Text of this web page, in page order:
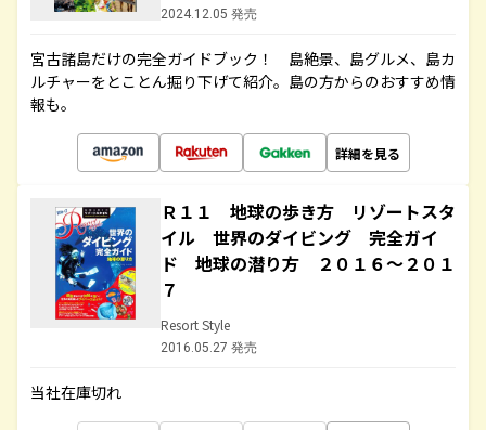
2024.12.05 発売
宮古諸島だけの完全ガイドブック！ 島絶景、島グルメ、島カ
ルチャーをとことん掘り下げて紹介。島の方からのおすすめ情
報も。
詳細を見る
Ｒ１１ 地球の歩き方 リゾートスタ
イル 世界のダイビング 完全ガイ
ド 地球の潜り方 ２０１６～２０１
７
Resort Style
2016.05.27 発売
当社在庫切れ